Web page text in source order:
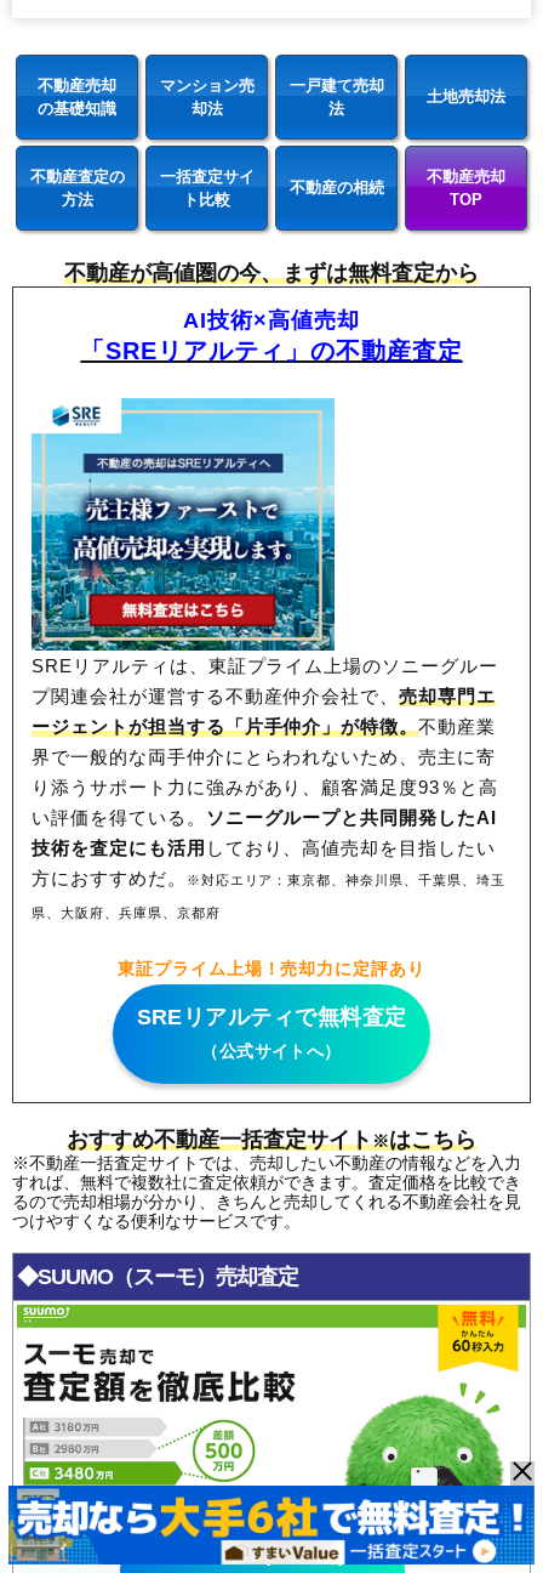
不動産売却
の基礎知識
マンション売
却法
一戸建て売却
法
土地売却法
不動産査定の
方法
一括査定サイ
ト比較
不動産の相続
不動産売却
TOP
不動産が高値圏の今、まずは無料査定から
AI技術×高値売却
「SREリアルティ」の不動産査定
SREリアルティは、東証プライム上場のソニーグルー
プ関連会社が運営する不動産仲介会社で、売却専門エ
ージェントが担当する「片手仲介」が特徴。不動産業
界で一般的な両手仲介にとらわれないため、売主に寄
り添うサポート力に強みがあり、顧客満足度93％と高
い評価を得ている。 ソニーグループと共同開発したAI
技術を査定にも活用 しており、高値売却を目指したい
方におすすめだ。
※対応エリア：東京都、神奈川県、千葉県、埼玉
県、大阪府、兵庫県、京都府
東証プライム上場！売却力に定評あり
SREリアルティで無料査定
（公式サイトへ）
おすすめ不動産一括査定サイト※はこちら
※不動産一括査定サイトでは、売却したい不動産の情報などを入力
すれば、無料で複数社に査定依頼ができます。査定価格を比較でき
るので売却相場が分かり、きちんと売却してくれる不動産会社を見
つけやすくなる便利なサービスです。
◆SUUMO（スーモ）売却査定
SUUMO(スーモ)